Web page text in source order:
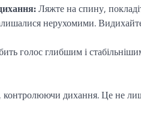
Ляжте на спину,
нерухомими.
голос глибшим і
дихання. Це не